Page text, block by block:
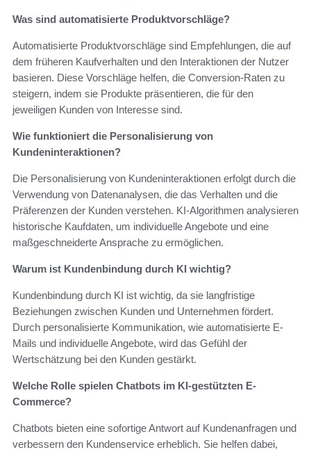
Was sind automatisierte Produktvorschläge?
Automatisierte Produktvorschläge sind Empfehlungen, die auf
dem früheren Kaufverhalten und den Interaktionen der Nutzer
basieren. Diese Vorschläge helfen, die Conversion-Raten zu
steigern, indem sie Produkte präsentieren, die für den
jeweiligen Kunden von Interesse sind.
Wie funktioniert die Personalisierung von
Kundeninteraktionen?
Die Personalisierung von Kundeninteraktionen erfolgt durch die
Verwendung von Datenanalysen, die das Verhalten und die
Präferenzen der Kunden verstehen. KI-Algorithmen analysieren
historische Kaufdaten, um individuelle Angebote und eine
maßgeschneiderte Ansprache zu ermöglichen.
Warum ist Kundenbindung durch KI wichtig?
Kundenbindung durch KI ist wichtig, da sie langfristige
Beziehungen zwischen Kunden und Unternehmen fördert.
Durch personalisierte Kommunikation, wie automatisierte E-
Mails und individuelle Angebote, wird das Gefühl der
Wertschätzung bei den Kunden gestärkt.
Welche Rolle spielen Chatbots im KI-gestützten E-
Commerce?
Chatbots bieten eine sofortige Antwort auf Kundenanfragen und
verbessern den Kundenservice erheblich. Sie helfen dabei,